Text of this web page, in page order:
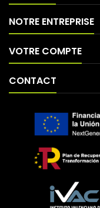
NOTRE ENTREPRISE
VOTRE COMPTE
CONTACT